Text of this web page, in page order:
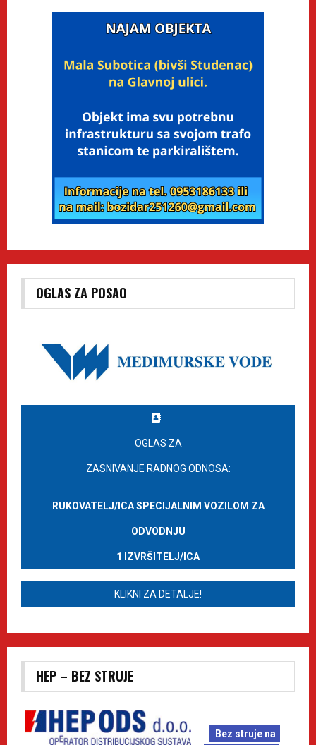
OGLAS ZA POSAO
OGLAS ZA
ZASNIVANJE RADNOG ODNOSA:
RUKOVATELJ/ICA SPECIJALNIM VOZILOM ZA
ODVODNJU
1 IZVRŠITELJ/ICA
KLIKNI ZA DETALJE!
HEP – BEZ STRUJE
Bez struje na